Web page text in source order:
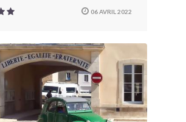
06 AVRIL 2022